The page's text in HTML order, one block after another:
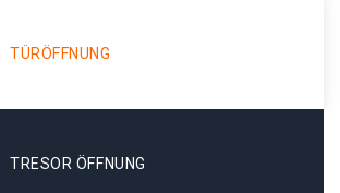
TÜRÖFFNUNG
TRESOR ÖFFNUNG